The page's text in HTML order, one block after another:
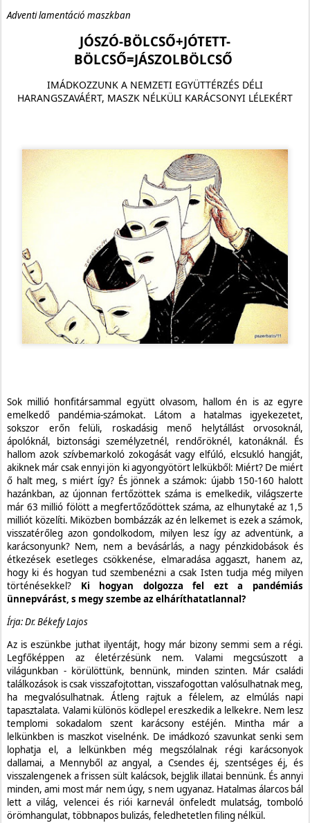
Adventi lamentáció maszkban
JÓSZÓ-BÖLCSŐ+JÓTETT-
BÖLCSŐ=JÁSZOLBÖLCSŐ
IMÁDKOZZUNK A NEMZETI EGYÜTTÉRZÉS DÉLI
HARANGSZAVÁÉRT, MASZK NÉLKÜLI KARÁCSONYI LÉLEKÉRT
Sok millió honfitársammal együtt olvasom, hallom én is az egyre
emelkedő pandémia-számokat. Látom a hatalmas igyekezetet,
sokszor erőn felüli, roskadásig menő helytállást orvosoknál,
ápolóknál, biztonsági személyzetnél, rendőröknél, katonáknál. És
hallom azok szívbemarkoló zokogását vagy elfúló, elcsukló hangját,
akiknek már csak ennyi jön ki agyongyötört lelkükből: Miért? De miért
ő halt meg, s miért így? És jönnek a számok: újabb 150-160 halott
hazánkban, az újonnan fertőzöttek száma is emelkedik, világszerte
már 63 millió fölött a megfertőződöttek száma, az elhunytaké az 1,5
milliót közelíti. Miközben bombázzák az én lelkemet is ezek a számok,
visszatérőleg azon gondolkodom, milyen lesz így az adventünk, a
karácsonyunk? Nem, nem a bevásárlás, a nagy pénzkidobások és
étkezések esetleges csökkenése, elmaradása aggaszt, hanem az,
hogy ki és hogyan tud szembenézni a csak Isten tudja még milyen
történésekkel? Ki hogyan dolgozza fel ezt a pandémiás
ünnepvárást, s megy szembe az elháríthatatlannal?
Írja: Dr. Békefy Lajos
Az is eszünkbe juthat ilyentájt, hogy már bizony semmi sem a régi.
Legfőképpen az életérzésünk nem. Valami megcsúszott a
világunkban - körülöttünk, bennünk, minden szinten. Már családi
találkozások is csak visszafojtottan, visszafogottan valósulhatnak meg,
ha megvalósulhatnak. Átleng rajtuk a félelem, az elmúlás napi
tapasztalata. Valami különös ködlepel ereszkedik a lelkekre. Nem lesz
templomi sokadalom szent karácsony estéjén. Mintha már a
lelkünkben is maszkot viselnénk. De imádkozó szavunkat senki sem
lophatja el, a lelkünkben még megszólalnak régi karácsonyok
dallamai, a Mennyből az angyal, a Csendes éj, szentséges éj, és
visszalengenek a frissen sült kalácsok, bejglik illatai bennünk. És annyi
minden, ami most már nem úgy, s nem ugyanaz. Hatalmas álarcos bál
lett a világ, velencei és riói karnevál önfeledt mulatság, tomboló
örömhangulat, többnapos bulizás, feledhetetlen filing nélkül.